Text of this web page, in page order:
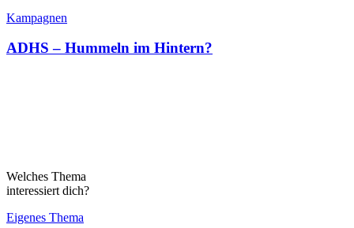
Kampagnen
ADHS – Hummeln im Hintern?
Welches Thema
interessiert dich?
Eigenes Thema